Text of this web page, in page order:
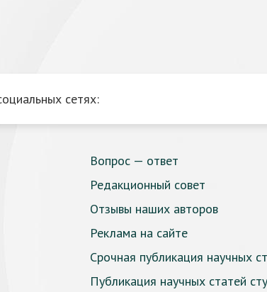
сетях:
Вопрос — ответ
Редакционный совет
Отзывы наших авторов
Реклама на сайте
Срочная публикация научных
Публикация научных статей